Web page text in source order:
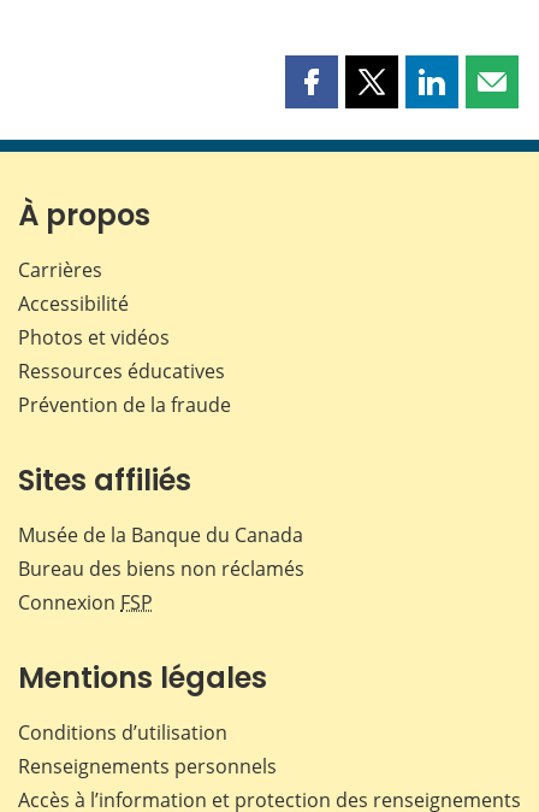
Partager
page
Partager
page
Partager
page page
À propos
Carrières
Accessibilité
Photos et vidéos
Ressources éducatives
Prévention de la fraude
Sites affiliés
Musée de la Banque du Canada
Bureau des biens non réclamés
Connexion FSP
Mentions légales
Conditions d’utilisation
Renseignements personnels
Accès à l’information et protection des renseignements